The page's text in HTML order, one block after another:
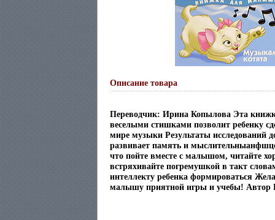
Описание товара
Переводчик: Ирина Копылова Эта
веселыми стишками позволит ребенку
мире музыки Результаты исследований
развивает память и
что пойте вместе с малышом, читайте
встряхивайте погремушкой в такт
интеллекту ребенка формироваться
малышу приятной игры и учебы! Автор